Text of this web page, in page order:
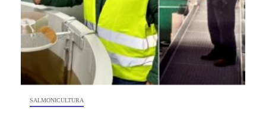
SALMONICULTURA